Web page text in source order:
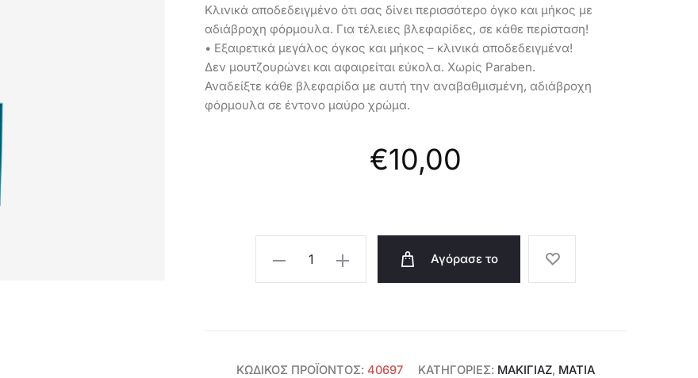
Κλινικά αποδεδειγμένο ότι σας δίνει περισσότερο όγκο και μήκος με
αδιάβροχη φόρμουλα. Για τέλειες βλεφαρίδες, σε κάθε περίσταση!
• Εξαιρετικά μεγάλος όγκος και μήκος – κλινικά αποδεδειγμένα!
Δεν μουτζουρώνει και αφαιρείται εύκολα. Χωρίς Paraben.
Αναδείξτε κάθε βλεφαρίδα με αυτή την αναβαθμισμένη, αδιάβροχη
φόρμουλα σε έντονο μαύρο χρώμα.
€10,00
Oriflame
Wonder
Αγόρασε το
ΚΩΔΙΚΌΣ ΠΡΟΪΌΝΤΟΣ: 40697 ΚΑΤΗΓΟΡΊΕΣ: ΜΑΚΙΓΙΑΖ, ΜΆΤΙΑ